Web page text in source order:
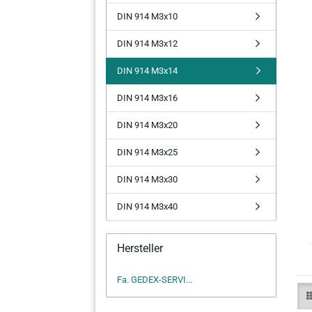
DIN 914 M3x10
DIN 914 M3x12
DIN 914 M3x14
DIN 914 M3x16
DIN 914 M3x20
DIN 914 M3x25
DIN 914 M3x30
DIN 914 M3x40
Hersteller
Fa. GEDEX-SERVI...